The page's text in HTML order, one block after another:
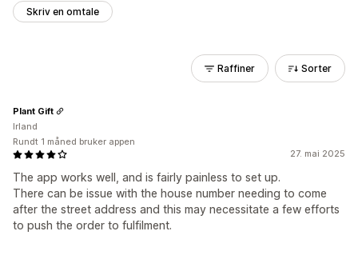
Skriv en omtale
Raffiner Sorter
27. mai 2025
The app works well, and is fairly painless to set up.
There can be issue with the house number needing to come
after the street address and this may necessitate a few efforts
to push the order to fulfilment.
Plant Gift
Irland
Rundt 1 måned bruker appen